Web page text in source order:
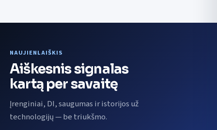
NAUJIENLAIŠKIS
Aiškesnis signalas
kartą per savaitę
Įrenginiai, DI, saugumas ir istorijos už
technologijų — be triukšmo.